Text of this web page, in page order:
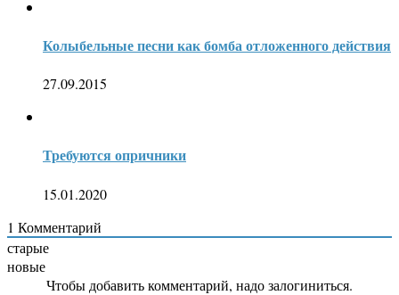
Колыбельные песни как бомба отложенного действия
27.09.2015
Требуются опричники
15.01.2020
1 Комментарий
старые
новые
Чтобы добавить комментарий, надо залогиниться.